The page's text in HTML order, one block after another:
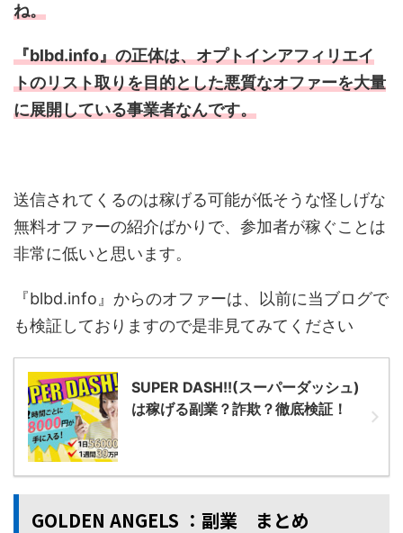
ね。
『blbd.info』の正体は、オプトインアフィリエイ
トのリスト取りを目的とした悪質なオファーを大量
に展開している事業者なんです。
送信されてくるのは稼げる可能が低そうな怪しげな
無料オファーの紹介ばかりで、参加者が稼ぐことは
非常に低いと思います。
『blbd.info』からのオファーは、以前に当ブログで
も検証しておりますので是非見てみてください
SUPER DASH!!(スーパーダッシュ)
は稼げる副業？詐欺？徹底検証！
GOLDEN ANGELS ：副業 まとめ